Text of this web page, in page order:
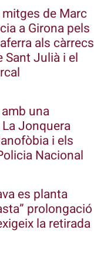
mitges de Marc
a Girona pels
als càrrecs
Sant Julià i el
una
Jonquera
i els
Nacional
es planta
prolongació
la retirada